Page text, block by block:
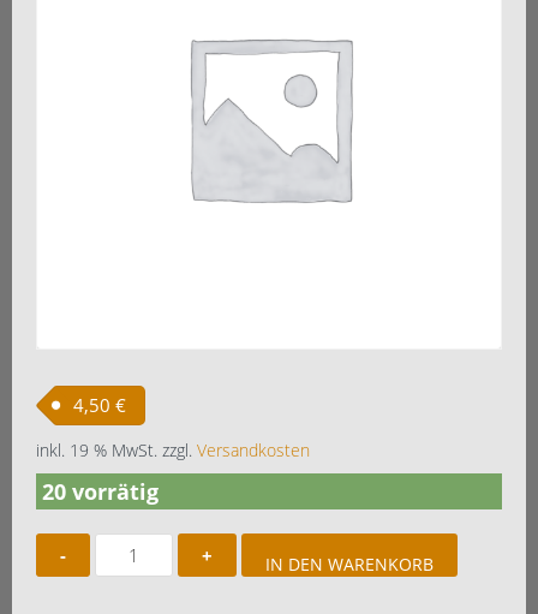
4,50 €
inkl. 19 % MwSt. zzgl. Versandkosten
20 vorrätig
Pentathlon
Poly
IN DEN WARENKORB